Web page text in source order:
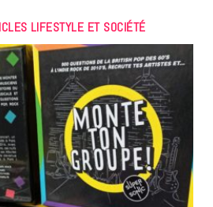
LIFESTYLE ET SOCIÉTÉ